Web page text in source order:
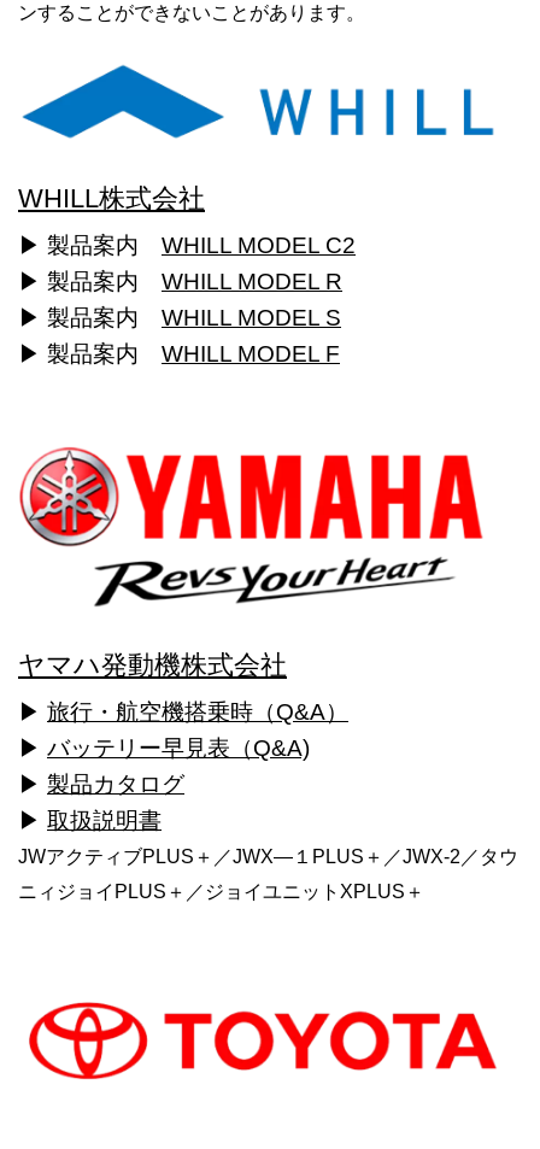
ンすることができないことがあります。
WHILL株式会社
▶ 製品案内 WHILL MODEL C2
▶ 製品案内 WHILL MODEL R
▶ 製品案内 WHILL MODEL S
▶ 製品案内 WHILL MODEL F
ヤマハ発動機株式会社
▶ 旅行・航空機搭乗時（Q&A）
▶ バッテリー早見表（Q&A)
▶ 製品カタログ
▶ 取扱説明書
JWアクティブPLUS＋／JWX―１PLUS＋／JWX-2／タウ
ニィジョイPLUS＋／ジョイユニットXPLUS＋